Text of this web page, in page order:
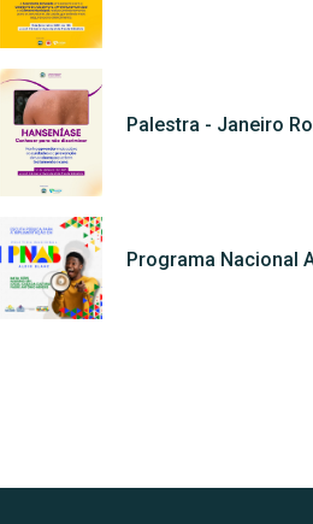
Palestra - Janeiro
Programa Nacional